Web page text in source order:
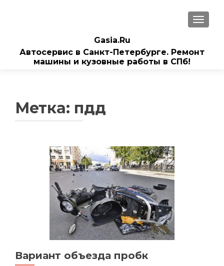
Gasia.Ru
Автосервис в Санкт-Петербурге. Ремонт
машины и кузовные работы в СПб!
Метка: пдд
Вариант объезда пробк